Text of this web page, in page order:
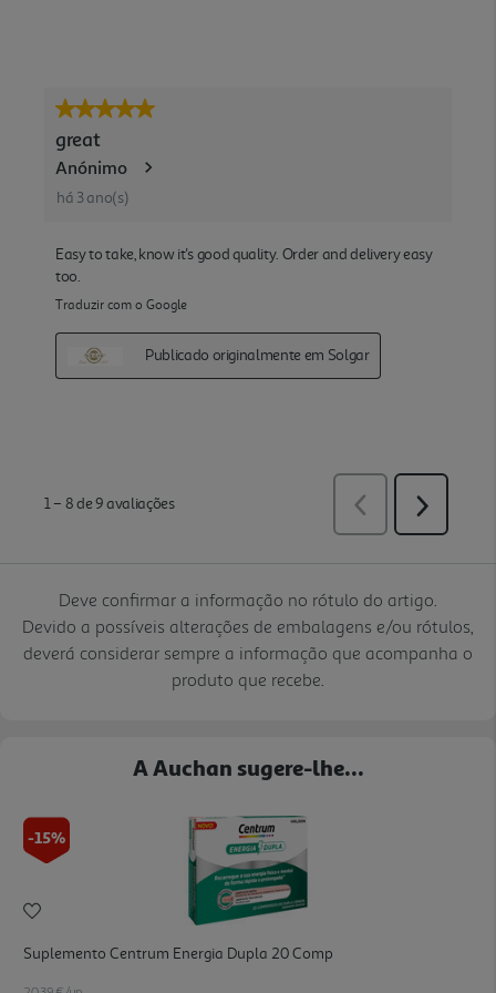
Deve confirmar a informação no rótulo do artigo.
Devido a possíveis alterações de embalagens e/ou rótulos,
deverá considerar sempre a informação que acompanha o
produto que recebe.
A Auchan sugere-lhe...
-15%
Suplemento Centrum Energia Dupla 20 Comp